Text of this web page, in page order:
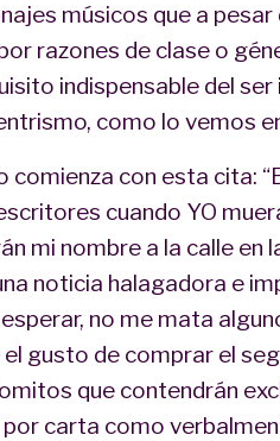
músicos que a
razones de clase o
indispensable del
como lo vemos
comienza con esta cita:
cuando YO
mi nombre a la calle en
noticia halagadora e
no me mata
el gusto de comprar el
que contendrán
carta como